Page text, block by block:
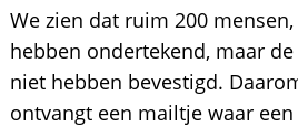
We zien dat ruim 200
hebben ondertekend, maar
niet hebben bevestigd.
ontvangt een mailtje waar